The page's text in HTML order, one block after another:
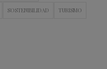
SOSTENIBILIDAD TURISMO